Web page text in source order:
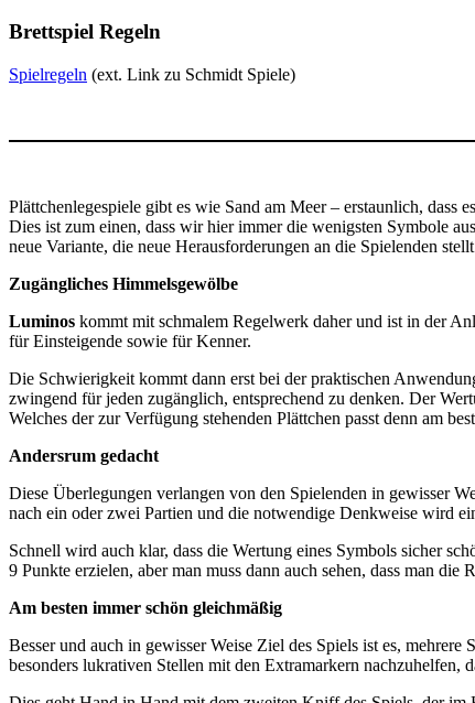
Brettspiel Regeln
Spielregeln (ext. Link zu Schmidt Spiele)
Plättchenlegespiele gibt es wie Sand am Meer – erstaunlich, dass
Dies ist zum einen, dass wir hier immer die wenigsten Symbole
neue Variante, die neue Herausforderungen an die Spielenden
Zugängliches Himmelsgewölbe
Luminos kommt mit schmalem Regelwerk daher und ist in der
für Einsteigende sowie für Kenner.
Die Schwierigkeit kommt dann erst bei der praktischen
zwingend für jeden zugänglich, entsprechend zu denken. Der
Welches der zur Verfügung stehenden Plättchen passt denn am
Andersrum gedacht
Diese Überlegungen verlangen von den Spielenden in gewisser
nach ein oder zwei Partien und die notwendige Denkweise wird
Schnell wird auch klar, dass die Wertung eines Symbols sicher
9 Punkte erzielen, aber man muss dann auch sehen, dass man
Am besten immer schön gleichmäßig
Besser und auch in gewisser Weise Ziel des Spiels ist es,
besonders lukrativen Stellen mit den Extramarkern nachzuhelfen,